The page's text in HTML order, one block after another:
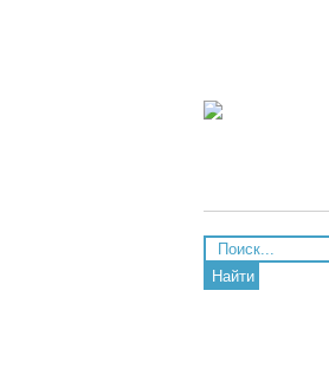
Найти